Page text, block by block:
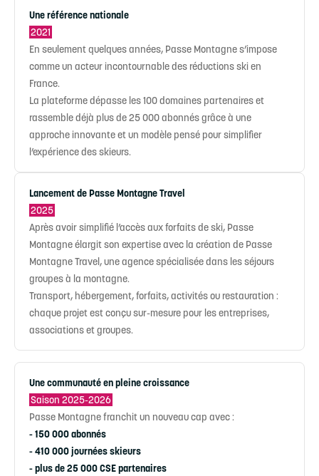
Une référence nationale
2021
En seulement quelques années, Passe Montagne s’impose
comme un acteur incontournable des réductions ski en
France.
La plateforme dépasse les 100 domaines partenaires et
rassemble déjà plus de 25 000 abonnés grâce à une
approche innovante et un modèle pensé pour simplifier
l’expérience des skieurs.
Lancement de Passe Montagne Travel
2025
Après avoir simplifié l’accès aux forfaits de ski, Passe
Montagne élargit son expertise avec la création de Passe
Montagne Travel, une agence spécialisée dans les séjours
groupes à la montagne.
Transport, hébergement, forfaits, activités ou restauration :
chaque projet est conçu sur-mesure pour les entreprises,
associations et groupes.
Une communauté en pleine croissance
Saison 2025-2026
Passe Montagne franchit un nouveau cap avec :
- 150 000 abonnés
- 410 000 journées skieurs
- plus de 25 000 CSE partenaires